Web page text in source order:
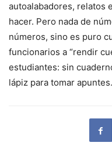
autoalabadores, relatos
hacer. Pero nada de
números, sino es puro
funcionarios a “rendir
estudiantes: sin
lápiz para tomar apuntes.